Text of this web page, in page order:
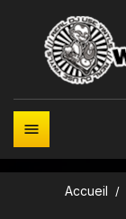

Accueil